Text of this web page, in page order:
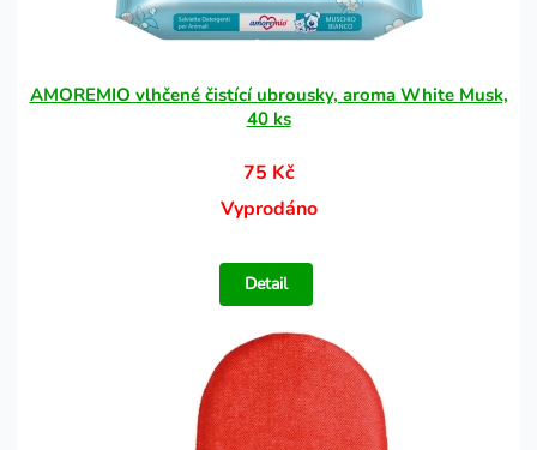
AMOREMIO vlhčené čistící ubrousky, aroma White Musk,
40 ks
75 Kč
Vyprodáno
Detail